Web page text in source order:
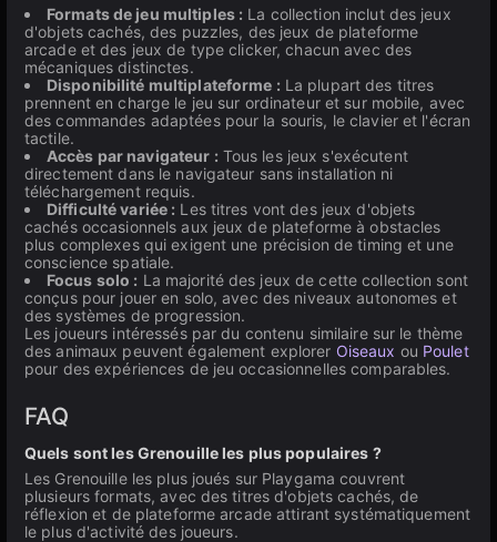
Formats de jeu multiples : La collection inclut des jeux
d'objets cachés, des puzzles, des jeux de plateforme
arcade et des jeux de type clicker, chacun avec des
mécaniques distinctes.
Disponibilité multiplateforme : La plupart des titres
prennent en charge le jeu sur ordinateur et sur mobile, avec
des commandes adaptées pour la souris, le clavier et l'écran
tactile.
Accès par navigateur : Tous les jeux s'exécutent
directement dans le navigateur sans installation ni
téléchargement requis.
Difficulté variée : Les titres vont des jeux d'objets
cachés occasionnels aux jeux de plateforme à obstacles
plus complexes qui exigent une précision de timing et une
conscience spatiale.
Focus solo : La majorité des jeux de cette collection sont
conçus pour jouer en solo, avec des niveaux autonomes et
des systèmes de progression.
Les joueurs intéressés par du contenu similaire sur le thème
des animaux peuvent également explorer Oiseaux ou Poulet
pour des expériences de jeu occasionnelles comparables.
FAQ
Quels sont les Grenouille les plus populaires ?
Les Grenouille les plus joués sur Playgama couvrent
plusieurs formats, avec des titres d'objets cachés, de
réflexion et de plateforme arcade attirant systématiquement
le plus d'activité des joueurs.